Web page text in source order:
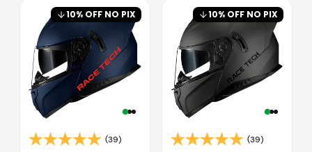
10% OFF NO PIX
(39)
10% OFF NO PIX
(39)